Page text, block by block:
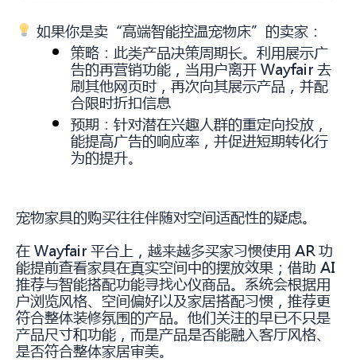
如果你是卖“高端智能控温宠物床”的卖家：
策略：此类产品决策周期长。利用展示广
告的再营销功能，当用户离开 Wayfair 去
刷其他网页时，再次向其展示产品，并配
合限时折扣信息
预期：针对潜在兴趣人群的重定向投放，
能提高广告的响应率，并促进短期转化行
为的提升。
宠物家具的购买往往伴随对空间适配性的疑虑。
在 Wayfair 平台上，越来越多买家习惯使用 AR 功
能提前查看家具在真实空间中的摆放效果；借助 AI
推荐与智能搭配功能寻找心仪商品。系统会根据用
户浏览风格、空间偏好以及家居搭配习惯，推荐更
符合整体装修氛围的产品。他们关注的早已不只是
产品尺寸和功能，而是产品是否能融入客厅风格、
是否符合整体家居审美。